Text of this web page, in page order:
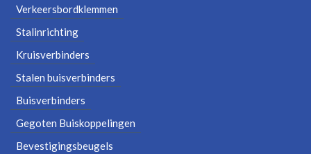
Verkeersbordklemmen
Stalinrichting
Kruisverbinders
Stalen buisverbinders
Buisverbinders
Gegoten Buiskoppelingen
Bevestigingsbeugels